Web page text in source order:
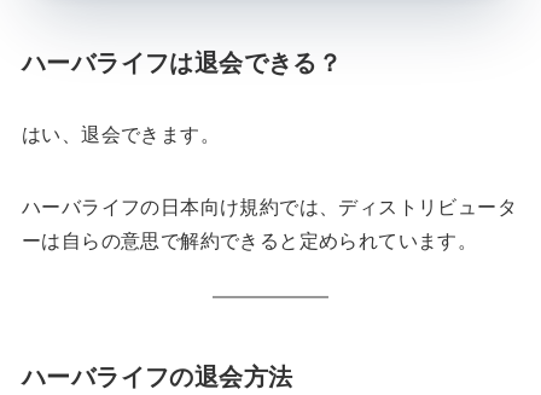
ハーバライフは退会できる？
はい、退会できます。
ハーバライフの日本向け規約では、ディストリビュータ
ーは自らの意思で解約できると定められています。
ハーバライフの退会方法